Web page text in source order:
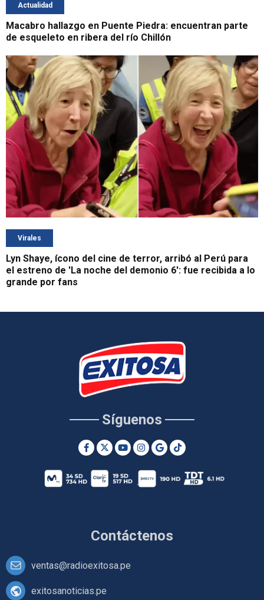
Actualidad
Macabro hallazgo en Puente Piedra: encuentran parte
de esqueleto en ribera del río Chillón
Virales
Lyn Shaye, ícono del cine de terror, arribó al Perú para
el estreno de 'La noche del demonio 6': fue recibida a lo
grande por fans
Contáctenos
ventas@radioexitosa.pe
exitosanoticias.pe
Síguenos